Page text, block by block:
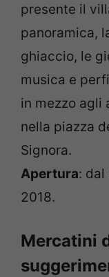
presente il
panoramica,
ghiaccio, le
musica e
in mezzo agli
nella piazza
Signora.
Apertura: dal
2018.
Mercatini